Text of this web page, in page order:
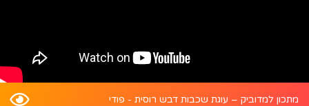
מתכון למדוביק – עוגת שכבות דבש רוסית - פודי